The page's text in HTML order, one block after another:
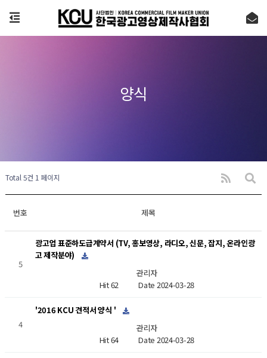
양식
Total 5건 1 페이지
번호 제목
5
광고업 표준하도급계약서 (TV, 홍보영상, 라디오, 신문, 잡지, 온라인광
고 제작분야)
관리자
Hit 62Date 2024-03-28
4
'2016 KCU 견적서 양식 '
관리자
Hit 64Date 2024-03-28